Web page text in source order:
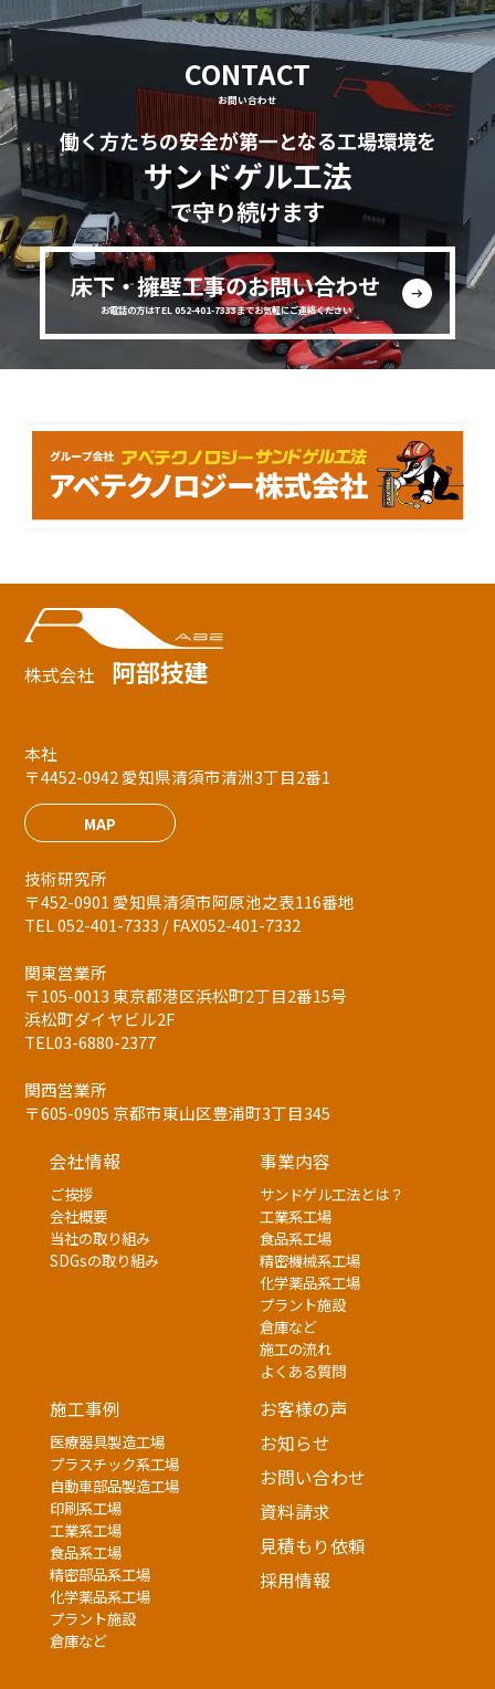
CONTACT
お問い合わせ
働く方たちの安全が第一となる工場環境を
サンドゲル工法
で守り続けます
床下・擁壁工事のお問い合わせ
お電話の方はTEL 052-401-7333までお気軽にご連絡ください
株式会社 阿部技建
本社
〒4452-0942 愛知県清須市清洲3丁目2番1
MAP
技術研究所
〒452-0901 愛知県清須市阿原池之表116番地
TEL 052-401-7333 / FAX052-401-7332
関東営業所
〒105-0013 東京都港区浜松町2丁目2番15号
浜松町ダイヤビル2F
TEL03-6880-2377
関西営業所
〒605-0905 京都市東山区豊浦町3丁目345
会社情報
ご挨拶
会社概要
当社の取り組み
SDGsの取り組み
事業内容
サンドゲル工法とは？
工業系工場
食品系工場
精密機械系工場
化学薬品系工場
プラント施設
倉庫など
施工の流れ
よくある質問
施工事例
医療器具製造工場
プラスチック系工場
自動車部品製造工場
印刷系工場
工業系工場
食品系工場
精密部品系工場
化学薬品系工場
プラント施設
倉庫など
お客様の声
お知らせ
お問い合わせ
資料請求
見積もり依頼
採用情報